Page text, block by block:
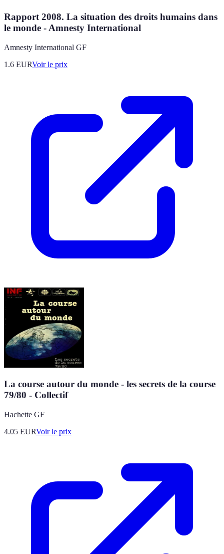
Rapport 2008. La situation des droits humains dans
le monde - Amnesty International
Amnesty International GF
1.6 EURVoir le prix
La course autour du monde - les secrets de la course
79/80 - Collectif
Hachette GF
4.05 EURVoir le prix